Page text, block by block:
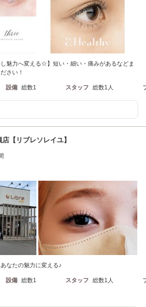
し魅力へ変える☆】短い・細い・痛みがあるなどま
さい！
設備 総数1 スタッフ 総数1人
【リブレソレイユ】
なたの魅力に変える♪
設備 総数1 スタッフ 総数1人